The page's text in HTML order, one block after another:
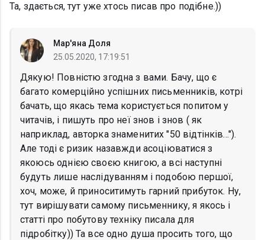
Та, здається, тут уже хтось писав про подібне.))
Мар'яна Доля
25.05.2020, 17:19:51
Дякую! Повністю згодна з вами. Бачу, що є
багато комерційно успішних письменників, котрі
бачать, що якась тема користується попитом у
читачів, і пишуть про неї знов і знов ( як
наприклад, авторка знаменитих "50 відтінків...").
Але тоді є ризик назавжди асоціюватися з
якоюсь однією своєю книгою, а всі наступні
будуть лише наслідуванням і подобою першої,
хоч, може, й приноситимуть гарний прибуток. Ну,
тут вирішувати самому письменнику, я якось і
статті про побутову техніку писала для
підробітку)) Та все одно душа просить того, що